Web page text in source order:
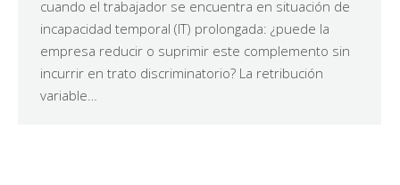
cuando el trabajador se encuentra en situación de
incapacidad temporal (IT) prolongada: ¿puede la
empresa reducir o suprimir este complemento sin
incurrir en trato discriminatorio? La retribución
variable…